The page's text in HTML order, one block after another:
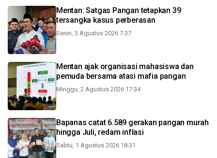
Mentan: Satgas Pangan tetapkan 39
tersangka kasus perberasan
Senin, 3 Agustus 2026 7:37
Mentan ajak organisasi mahasiswa dan
pemuda bersama atasi mafia pangan
Minggu, 2 Agustus 2026 17:34
Bapanas catat 6.589 gerakan pangan murah
hingga Juli, redam inflasi
Sabtu, 1 Agustus 2026 18:31